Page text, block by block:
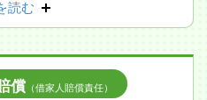
読む
償（借家人賠償責任）